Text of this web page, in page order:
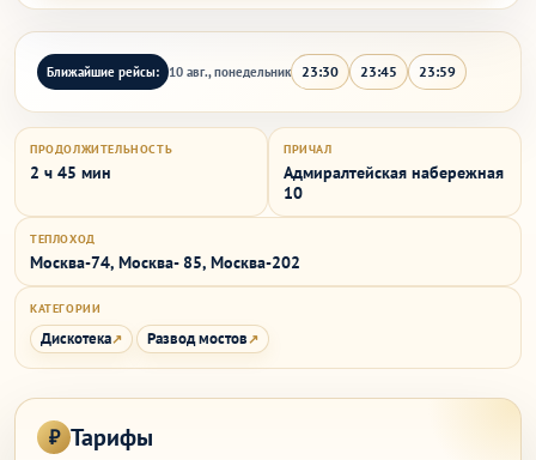
Ближайшие рейсы: 10 авг., понедельник 23:30 23:45 23:59
ПРОДОЛЖИТЕЛЬНОСТЬ
2 ч 45 мин
ПРИЧАЛ
Адмиралтейская набережная
10
ТЕПЛОХОД
Москва-74, Москва- 85, Москва-202
КАТЕГОРИИ
Дискотека Развод мостов
Тарифы